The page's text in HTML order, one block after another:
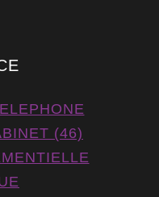
(46)